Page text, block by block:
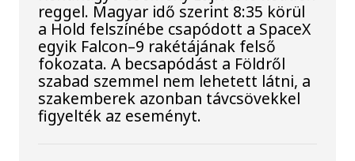
reggel. Magyar idő szerint 8:35 körül
a Hold felszínébe csapódott a SpaceX
egyik Falcon–9 rakétájának felső
fokozata. A becsapódást a Földről
szabad szemmel nem lehetett látni, a
szakemberek azonban távcsövekkel
figyelték az eseményt.